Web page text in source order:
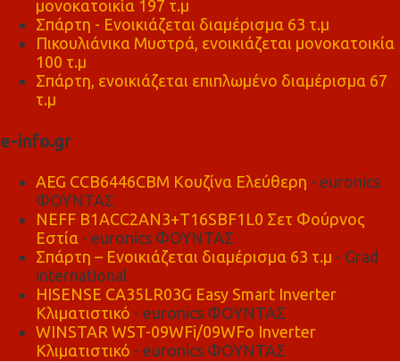
μονοκατοικία 197 τ.μ
Σπάρτη - Ενοικιάζεται διαμέρισμα 63 τ.μ
Πικουλιάνικα Μυστρά, ενοικιάζεται μονοκατοικία
100 τ.μ
Σπάρτη, ενοικιάζεται επιπλωμένο διαμέρισμα 67
τ.μ
e-info.gr
AEG CCB6446CBM Κουζίνα Ελεύθερη - euronics
ΦΟΥΝΤΑΣ
NEFF B1ACC2AN3+T16SBF1L0 Σετ Φούρνος
Εστία - euronics ΦΟΥΝΤΑΣ
Σπάρτη – Ενοικιάζεται διαμέρισμα 63 τ.μ - Grad
international
HISENSE CA35LR03G Easy Smart Inverter
Κλιματιστικό - euronics ΦΟΥΝΤΑΣ
WINSTAR WST-09WFi/09WFo Inverter
Κλιματιστικό - euronics ΦΟΥΝΤΑΣ